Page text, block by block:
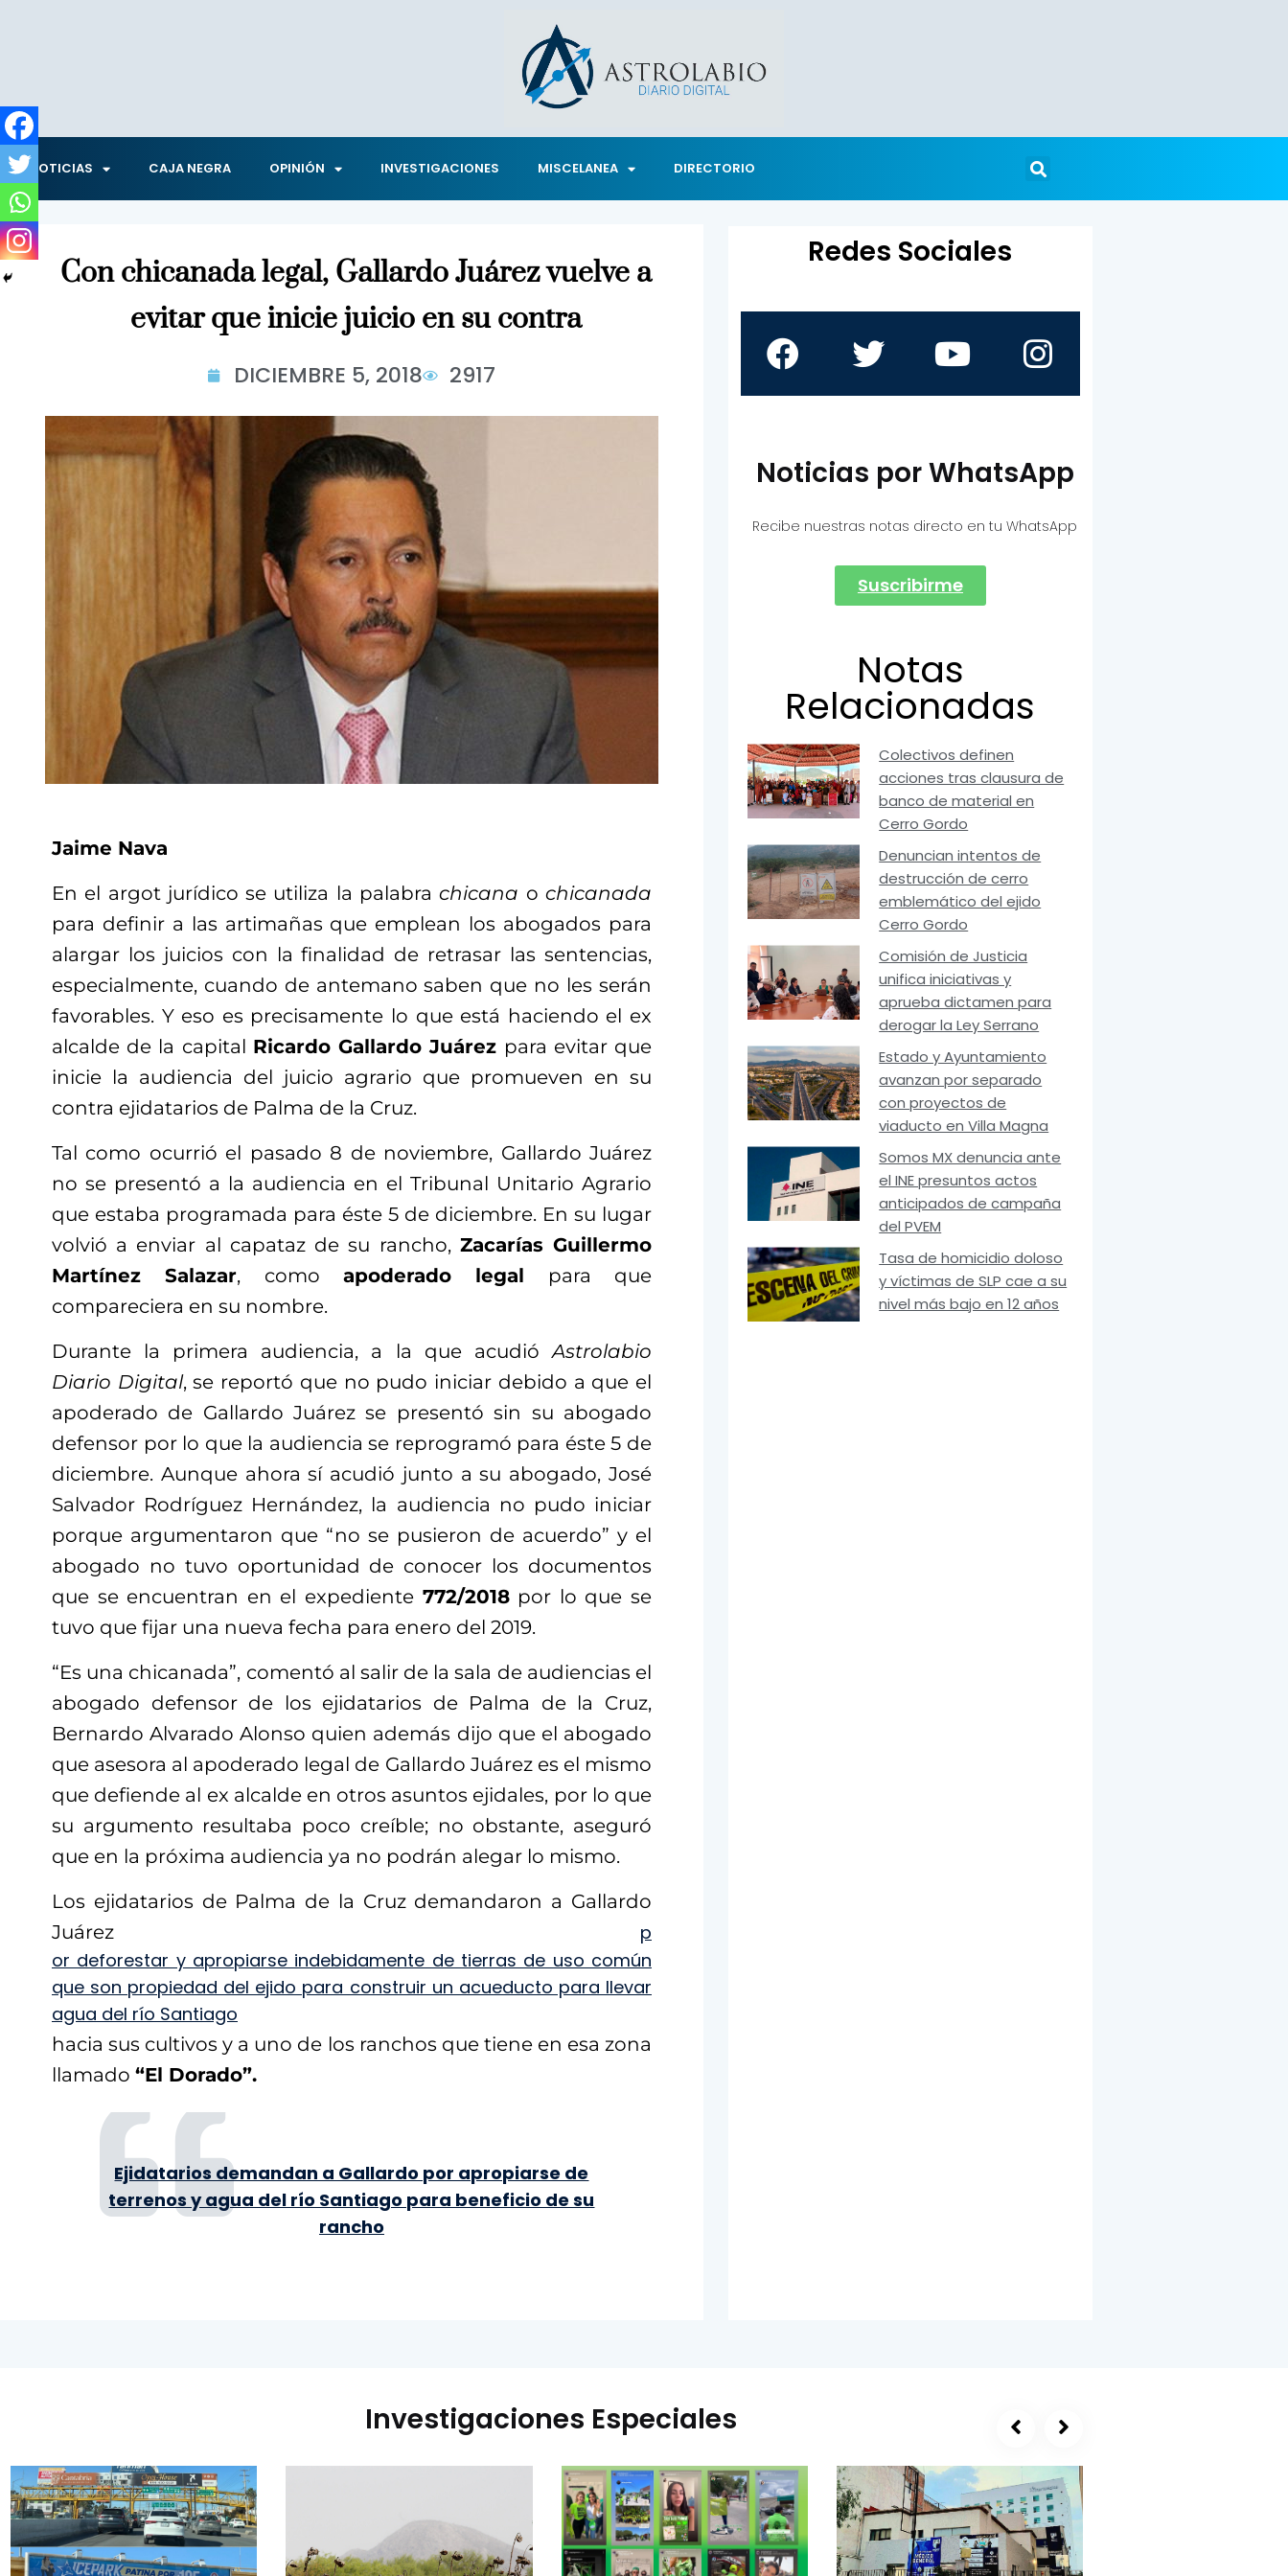
NOTICIAS CAJA NEGRA OPINIÓN INVESTIGACIONES MISCELANEA DIRECTORIO
Con chicanada legal, Gallardo Juárez vuelve a
evitar que inicie juicio en su contra
DICIEMBRE 5, 2018 2917
Jaime Nava
En el argot jurídico se utiliza la palabrachicana o chicanada
para definir a las artimañas que emplean los abogados para
alargar los juicios con la finalidad de retrasar las sentencias,
especialmente, cuando de antemano saben que no les serán
favorables. Y eso es precisamente lo que está haciendo el ex
alcalde de la capital Ricardo Gallardo Juárez para evitar que
inicie la audiencia del juicio agrario que promueven en su
contra ejidatarios de Palma de la Cruz.
Tal como ocurrió el pasado 8 de noviembre, Gallardo Juárez
no se presentó a la audiencia en el Tribunal Unitario Agrario
que estaba programada para éste 5 de diciembre. En su lugar
volvió a enviar al capataz de su rancho, Zacarías Guillermo
Martínez Salazar, comoapoderado legal para que
compareciera en su nombre.
Durante la primera audiencia, a la que acudióAstrolabio
Diario Digital, se reportó que no pudo iniciar debido a que el
apoderado de Gallardo Juárez se presentó sin su abogado
defensor por lo que la audiencia se reprogramó para éste 5 de
diciembre. Aunque ahora sí acudió junto a su abogado, José
Salvador Rodríguez Hernández, la audiencia no pudo iniciar
porque argumentaron que “no se pusieron de acuerdo” y el
abogado no tuvo oportunidad de conocer los documentos
que se encuentran en el expediente 772/2018por lo que se
tuvo que fijar una nueva fecha para enero del 2019.
“Es una chicanada”, comentó al salir de la sala de audiencias el
abogado defensor de los ejidatarios de Palma de la Cruz,
Bernardo Alvarado Alonso quien además dijo que el abogado
que asesora al apoderado legal de Gallardo Juárez es el mismo
que defiende al ex alcalde en otros asuntos ejidales, por lo que
su argumento resultaba poco creíble; no obstante, aseguró
que en la próxima audiencia ya no podrán alegar lo mismo.
Los ejidatarios de Palma de la Cruz demandaron a Gallardo
Juárez p
or deforestar y apropiarse indebidamente de tierras de uso común
que son propiedad del ejido para construir un acueducto para llevar
agua del río Santiago
hacia sus cultivos y a uno de los ranchos que tiene en esa zona
llamado “El Dorado”.
Ejidatarios demandan a Gallardo por apropiarse de
terrenos y agua del río Santiago para beneficio de su
rancho
Redes Sociales
Noticias por WhatsApp
Recibe nuestras notas directo en tu WhatsApp
Suscribirme
Notas
Relacionadas
Colectivos definen
acciones tras clausura de
banco de material en
Cerro Gordo
Denuncian intentos de
destrucción de cerro
emblemático del ejido
Cerro Gordo
Comisión de Justicia
unifica iniciativas y
aprueba dictamen para
derogar la Ley Serrano
Estado y Ayuntamiento
avanzan por separado
con proyectos de
viaducto en Villa Magna
Somos MX denuncia ante
el INE presuntos actos
anticipados de campaña
del PVEM
Tasa de homicidio doloso
y víctimas de SLP cae a su
nivel más bajo en 12 años
Investigaciones Especiales